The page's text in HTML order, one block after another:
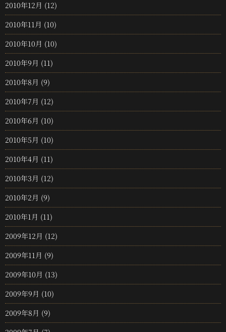
2010年12月 (12)
2010年11月 (10)
2010年10月 (10)
2010年9月 (11)
2010年8月 (9)
2010年7月 (12)
2010年6月 (10)
2010年5月 (10)
2010年4月 (11)
2010年3月 (12)
2010年2月 (9)
2010年1月 (11)
2009年12月 (12)
2009年11月 (9)
2009年10月 (13)
2009年9月 (10)
2009年8月 (9)